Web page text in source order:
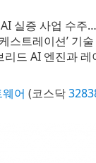
실증 사업 수
스트레이션’ 기
드 AI 엔진과
어 (코스닥